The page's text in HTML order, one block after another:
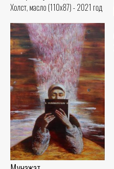
Холст, масло (110x87) - 2021 год